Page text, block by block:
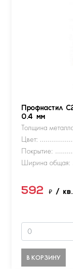
Профнастил
0.4 мм
Толщина
Цвет:
Покрытие:
Ширина общая:
592 ₽ /
В КОРЗИНУ